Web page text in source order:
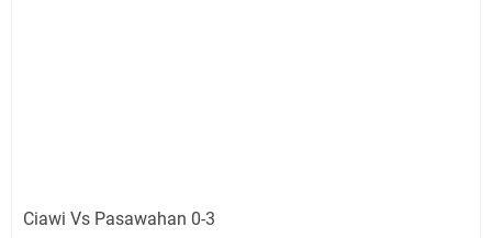
Ciawi Vs Pasawahan 0-3